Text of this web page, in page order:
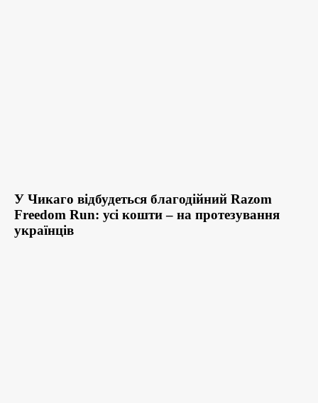
У Чикаго відбудеться благодійний Razom
Freedom Run: усі кошти – на протезування
українців